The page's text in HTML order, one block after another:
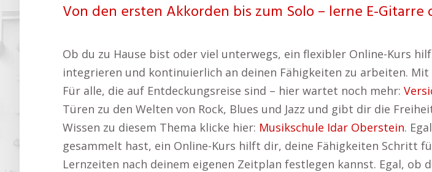
Von den ersten Akkorden bis zum Solo – lerne E-Gitarre
Ob du zu Hause bist oder viel unterwegs, ein flexibler Online-Kurs
integrieren und kontinuierlich an deinen Fähigkeiten zu arbeiten.
Für alle, die auf Entdeckungsreise sind – hier wartet noch mehr:
Türen zu den Welten von Rock, Blues und Jazz und gibt dir die
Wissen zu diesem Thema klicke hier: Musikschule Idar Oberstein.
gesammelt hast, ein Online-Kurs hilft dir, deine Fähigkeiten Schritt
Lernzeiten nach deinem eigenen Zeitplan festlegen kannst. Egal, ob